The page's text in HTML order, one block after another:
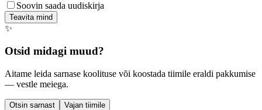
Soovin saada uudiskirja
Teavita mind
✨
Otsid midagi muud?
Aitame leida sarnase koolituse või koostada tiimile eraldi pakkumise
— vestle meiega.
Otsin sarnast Vajan tiimile